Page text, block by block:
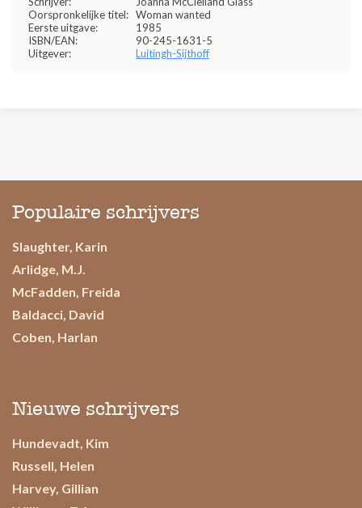
Oorspronkelijke titel: Woman wanted
Eerste uitgave:
1985
ISBN/EAN:
90-245-1631-5
Uitgever:
Luitingh-Sijthoff
Populaire schrijvers
Slaughter, Karin
Arlidge, M.J.
McFadden, Freida
Baldacci, David
Coben, Harlan
Nieuwe schrijvers
Hundevadt, Kim
Russell, Helen
Harvey, Gillian